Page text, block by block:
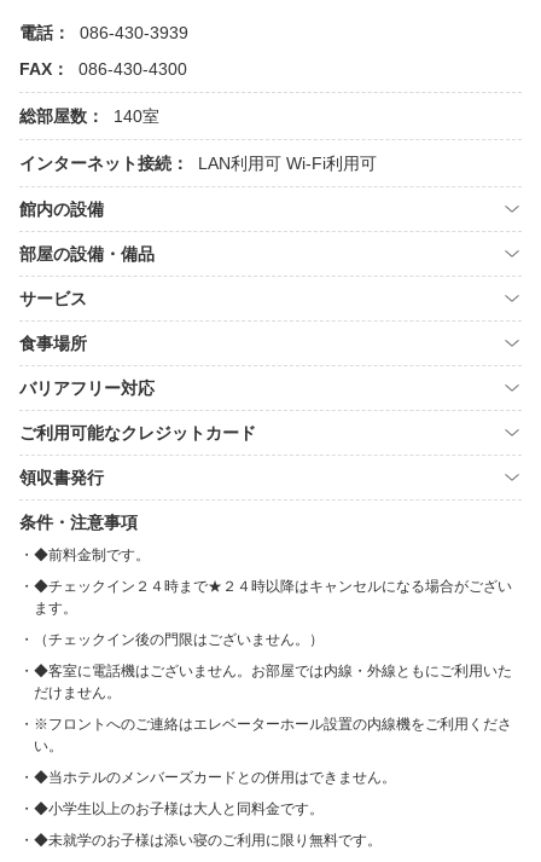
電話：
086-430-3939
FAX：
086-430-4300
総部屋数： 140室
インターネット接続： LAN利用可 Wi-Fi利用可
館内の設備
部屋の設備・備品
サービス
食事場所
バリアフリー対応
ご利用可能なクレジットカード
領収書発行
条件・注意事項
◆前料金制です。
◆チェックイン２４時まで★２４時以降はキャンセルになる場合がござい
ます。
（チェックイン後の門限はございません。）
◆客室に電話機はございません。お部屋では内線・外線ともにご利用いた
だけません。
※フロントへのご連絡はエレベーターホール設置の内線機をご利用くださ
い。
◆当ホテルのメンバーズカードとの併用はできません。
◆小学生以上のお子様は大人と同料金です。
◆未就学のお子様は添い寝のご利用に限り無料です。